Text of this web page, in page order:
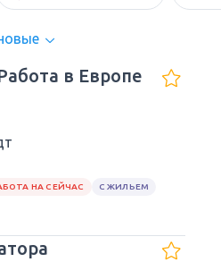
в Европе
НА СЕЙЧАС
С ЖИЛЬЕМ